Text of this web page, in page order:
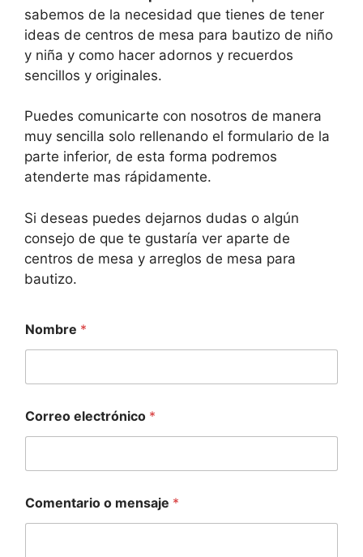
sabemos de la necesidad que tienes de tener
ideas de centros de mesa para bautizo de niño
y niña y como hacer adornos y recuerdos
sencillos y originales.
Puedes comunicarte con nosotros de manera
muy sencilla solo rellenando el formulario de la
parte inferior, de esta forma podremos
atenderte mas rápidamente.
Si deseas puedes dejarnos dudas o algún
consejo de que te gustaría ver aparte de
centros de mesa y arreglos de mesa para
bautizo.
Nombre *
Correo electrónico *
Comentario o mensaje *